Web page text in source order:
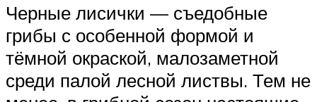
Черные лисички — съедобные
грибы с особенной формой и
тёмной окраской, малозаметной
среди палой лесной листвы. Тем не